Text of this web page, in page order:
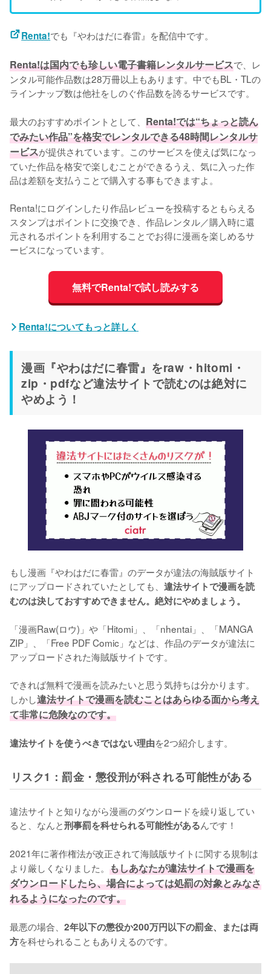
Renta!でも『やわはだに春雷』を配信中です。
Renta!は国内でも珍しい電子書籍レンタルサービスで、レ
ンタル可能作品数は28万冊以上もあります。中でもBL・TLの
ラインナップ数は他社をしのぐ作品数を誇るサービスです。
最大のおすすめポイントとして、 Renta!では“ちょっと読ん
でみたい作品”を格安でレンタルできる48時間レンタルサ
ービスが提供されています。このサービスを使えば気になっ
ていた作品を格安で楽しむことができるうえ、気に入った作
品は差額を支払うことで購入する事もできますよ。
Renta!にログインしたり作品レビューを投稿するともらえる
スタンプはポイントに交換でき、作品レンタル／購入時に還
元されるポイントを利用することでお得に漫画を楽しめるサ
ービスになっています。
無料でRenta!で試し読みする
Renta!についてもっと詳しく
漫画『やわはだに春雷』をraw・hitomi・
zip・pdfなど違法サイトで読むのは絶対に
やめよう！
もし漫画『やわはだに春雷』のデータが違法の海賊版サイト
にアップロードされていたとしても、 違法サイトで漫画を読
むのは決しておすすめできません。絶対にやめましょう。
「漫画Raw(ロウ)」や「Hitomi」、「nhentai」、「MANGA
ZIP」、「Free PDF Comic」などは、作品のデータが違法に
アップロードされた海賊版サイトです。
できれば無料で漫画を読みたいと思う気持ちは分かります。
しかし違法サイトで漫画を読むことはあらゆる面から考え
て非常に危険なのです。
違法サイトを使うべきではない理由を2つ紹介します。
リスク1：罰金・懲役刑が科される可能性がある
違法サイトと知りながら漫画のダウンロードを繰り返してい
ると、なんと刑事罰を科せられる可能性があるんです！
2021年に著作権法が改正されて海賊版サイトに関する規制は
より厳しくなりました。 もしあなたが違法サイトで漫画を
ダウンロードしたら、場合によっては処罰の対象とみなさ
れるようになったのです。
最悪の場合、 2年以下の懲役か200万円以下の罰金、または両
方を科せられることもありえるのです。